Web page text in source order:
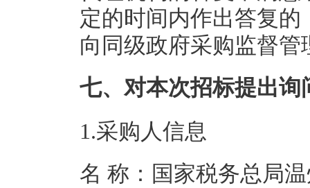
定的时间内作出答复
向同级政府采购监督管
七、对本次招标提出
1.采购人信息
名 称：国家税务